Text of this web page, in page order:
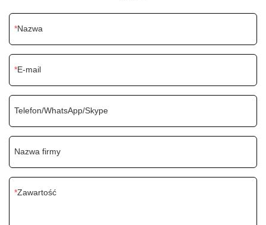
Nazwa
E-mail
Telefon/WhatsApp/Skype
Nazwa firmy
Zawartość